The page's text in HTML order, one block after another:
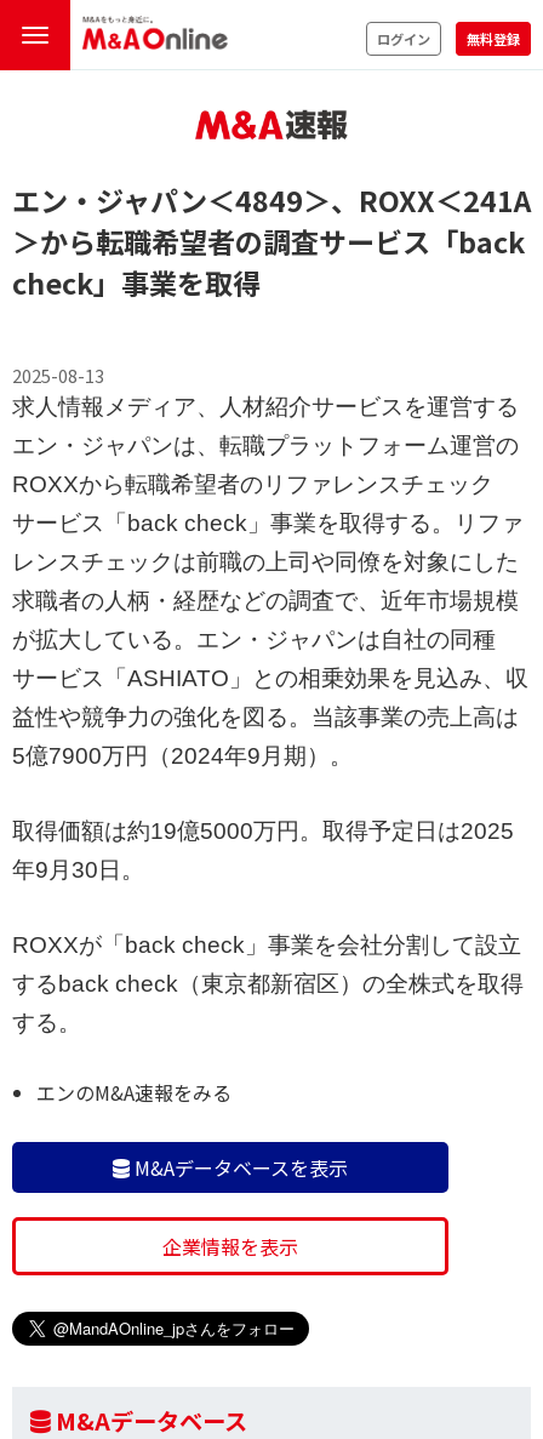
ログイン 無料登録
エン・ジャパン＜4849＞、ROXX＜241A
＞から転職希望者の調査サービス「back
check」事業を取得
2025-08-13
求人情報メディア、人材紹介サービスを運営する
エン・ジャパンは、転職プラットフォーム運営の
ROXXから転職希望者のリファレンスチェック
サービス「back check」事業を取得する。リファ
レンスチェックは前職の上司や同僚を対象にした
求職者の人柄・経歴などの調査で、近年市場規模
が拡大している。エン・ジャパンは自社の同種
サービス「ASHIATO」との相乗効果を見込み、収
益性や競争力の強化を図る。当該事業の売上高は
5億7900万円（2024年9月期）。
取得価額は約19億5000万円。取得予定日は2025
年9月30日。
ROXXが「back check」事業を会社分割して設立
するback check（東京都新宿区）の全株式を取得
する。
エンのM&A速報をみる
M&Aデータベースを表示
企業情報を表示
M&Aデータベース